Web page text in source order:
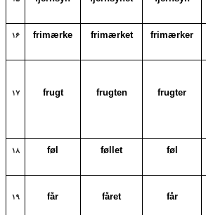
16 frimærke frimærket frimærker
17 frugt frugten frugter
18 føl føllet føl
19 får fåret får